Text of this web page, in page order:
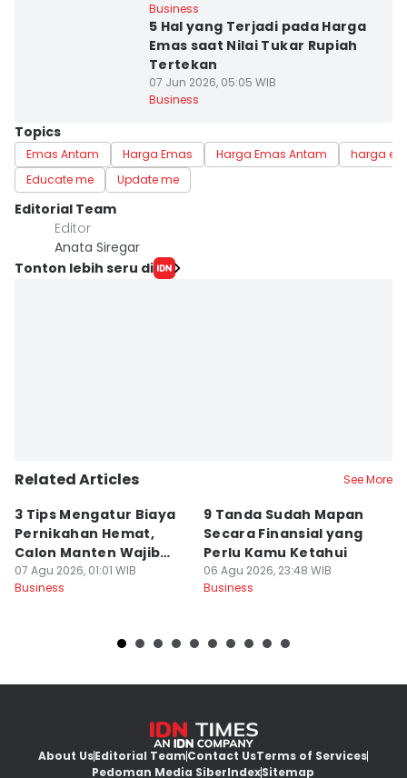
Business
5 Hal yang Terjadi pada Harga
Emas saat Nilai Tukar Rupiah
Tertekan
07 Jun 2026, 05:05 WIB
Business
Topics
Emas Antam Harga Emas Harga Emas Antam
harga
Educate me
Update me
Editorial Team
Editor
Anata Siregar
Tonton lebih seru di
Related Articles See More
3 Tips Mengatur Biaya
Pernikahan Hemat,
Calon Manten Wajib
Nyimak!
07 Agu 2026, 01:01 WIB
Business
9 Tanda Sudah Mapan
Secara Finansial yang
Perlu Kamu Ketahui
06 Agu 2026, 23:48 WIB
Business
About UsEditorial TeamContact UsTerms of Services
Pedoman Media SiberIndexSitemap